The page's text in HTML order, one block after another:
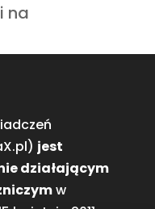
na
jest
działającym
w